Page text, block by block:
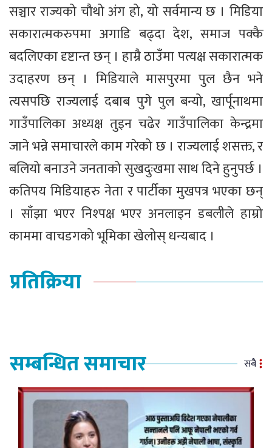
सञ्चार राज्यको चौथो अंग हो, यो सर्वमान्य छ । मिडिया
सकारात्मकरुपमा अगाडि बढ्दा देश, समाज पक्कै
बदलिएका दृष्टान्त छन् । हाम्रै ठाउँमा पत्यक्ष सकारात्मक
उदाहरण छन् । मिडियाले मासपुरमा पुल छैन भने
त्यसपछि राज्यलाई दबाब पुगे पुल बन्यो, खार्पूनाथमा
गाउँपालिका अध्यक्ष तुइन चढेर गाउँपालिका केन्द्रमा
जाने भन्ने समाचारले काम गरेको छ । राज्यलाई शसक्त, र
बलियो बनाउने जनताको सुखदुःखमा साथ दिने हुनुपर्छ ।
कतिपय मिडियाहरु नेता र पार्टीका मुखपत्र भएका छन्
। साँझा भएर निश्पक्ष भएर अनलाइन डबलीले हाम्रो
काममा वाचडगको भूमिका खेलोस् धन्यबाद ।
प्रतिक्रिया
सम्बन्धित समाचार सबै